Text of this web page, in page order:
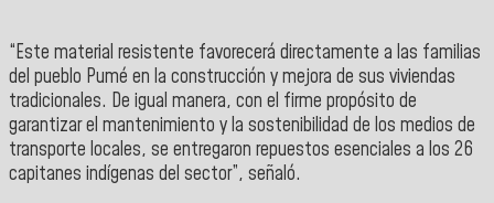
“Este material resistente favorecerá directamente a las familias
del pueblo Pumé en la construcción y mejora de sus viviendas
tradicionales. De igual manera, con el firme propósito de
garantizar el mantenimiento y la sostenibilidad de los medios de
transporte locales, se entregaron repuestos esenciales a los 26
capitanes indígenas del sector”, señaló.